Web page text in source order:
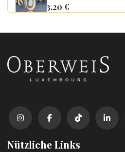
3,20 €
Kerzenzahl n°2
Kerzenzahl n°3
Nützliche Links